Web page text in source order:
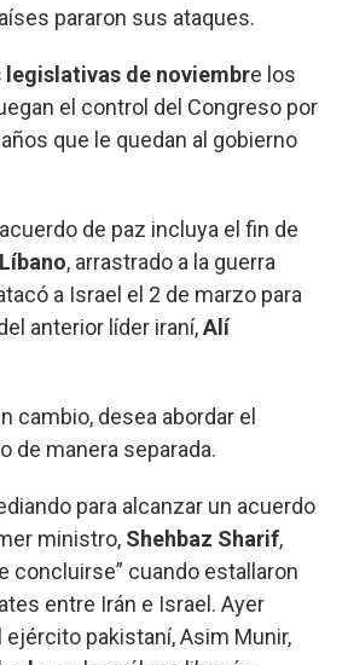
pararon sus ataques.
legislativas de noviembre los
el control del Congreso por
que le quedan al gobierno
de paz incluya el fin de
, arrastrado a la guerra
a Israel el 2 de marzo para
anterior líder iraní,Alí
cambio, desea abordar el
de manera separada.
para alcanzar un acuerdo
ministro, Shehbaz Sharif,
concluirse” cuando estallaron
entre Irán e Israel. Ayer
pakistaní, Asim Munir,